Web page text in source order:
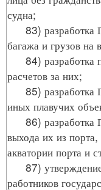
судна;
83) разработка
багажа и грузов на
84) разработка
расчетов за них;
85) разработка
иных плавучих
86) разработка
выхода их из
акватории порта и
87) утверждение
работников